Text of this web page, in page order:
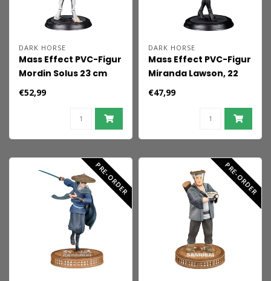
DARK HORSE
Mass Effect PVC-Figur
Mordin Solus 23 cm
€52,99
DARK HORSE
Mass Effect PVC-Figur
Miranda Lawson, 22
cm
€47,99
PRE-ORDER PRE-ORDER